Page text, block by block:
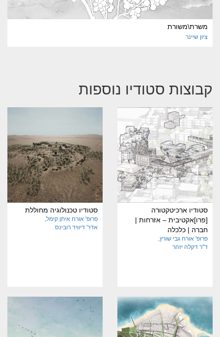
משרת\משורת
ציון שיינר
קבוצות סטודיו נוספות
סטודיו ארכיטקטורה
[פרו]אקטיבית – אזרחות |
חברה | כלכלה
פרופ' אורח גבי שורץ
ד"ר דקלה יזהר
סטודיו טכנולוגיה מחוללת
פרופ' אורח איתן קימל
אדר' דיוויד רובינס